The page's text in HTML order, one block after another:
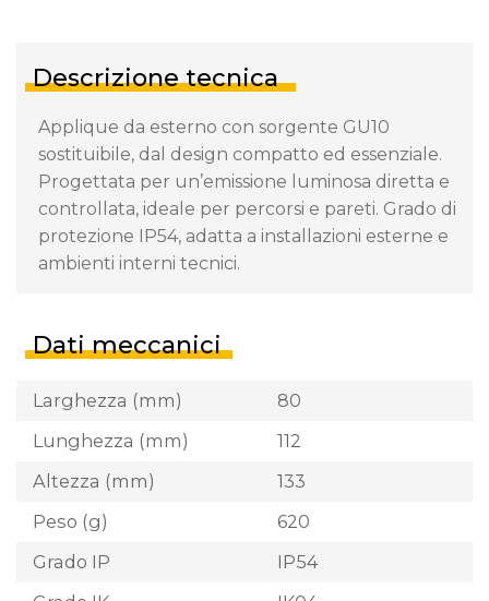
Descrizione tecnica
Applique da esterno con sorgente GU10
sostituibile, dal design compatto ed essenziale.
Progettata per un’emissione luminosa diretta e
controllata, ideale per percorsi e pareti. Grado di
protezione IP54, adatta a installazioni esterne e
ambienti interni tecnici.
Dati meccanici
Larghezza (mm)
80
Lunghezza (mm)
112
Altezza (mm)
133
Peso (g)
620
Grado IP
IP54